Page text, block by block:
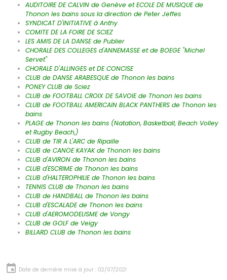
AUDITOIRE DE CALVIN de Genève et ECOLE DE MUSIQUE de
Thonon les bains sous la direction de Peter Jeffes
SYNDICAT D'INITIATIVE à Anthy
COMITE DE LA FOIRE DE SCIEZ
LES AMIS DE LA DANSE de Publier
CHORALE DES COLLEGES d'ANNEMASSE et de BOEGE "Michel
Servet"
CHORALE D'ALLINGES et DE CONCISE
CLUB de DANSE ARABESQUE de Thonon les bains
PONEY CLUB de Sciez
CLUB de FOOTBALL CROIX DE SAVOIE de Thonon les bains
CLUB de FOOTBALL AMERICAIN BLACK PANTHERS de Thonon les
bains
PLAGE de Thonon les bains (Natation, Basketball, Beach Volley
et Rugby Beach,)
CLUB de TIR A L'ARC de Ripaille
CLUB de CANOE KAYAK de Thonon les bains
CLUB d'AVIRON de Thonon les bains
CLUB d'ESCRIME de Thonon les bains
CLUB d'HALTEROPHILIE de Thonon les bains
TENNIS CLUB de Thonon les bains
CLUB de HANDBALL de Thonon les bains
CLUB d'ESCALADE de Thonon les bains
CLUB d'AEROMODELISME de Vongy
CLUB de GOLF de Veigy
BILLARD CLUB de Thonon les bains
Date de dernière mise à jour : 02/07/2021